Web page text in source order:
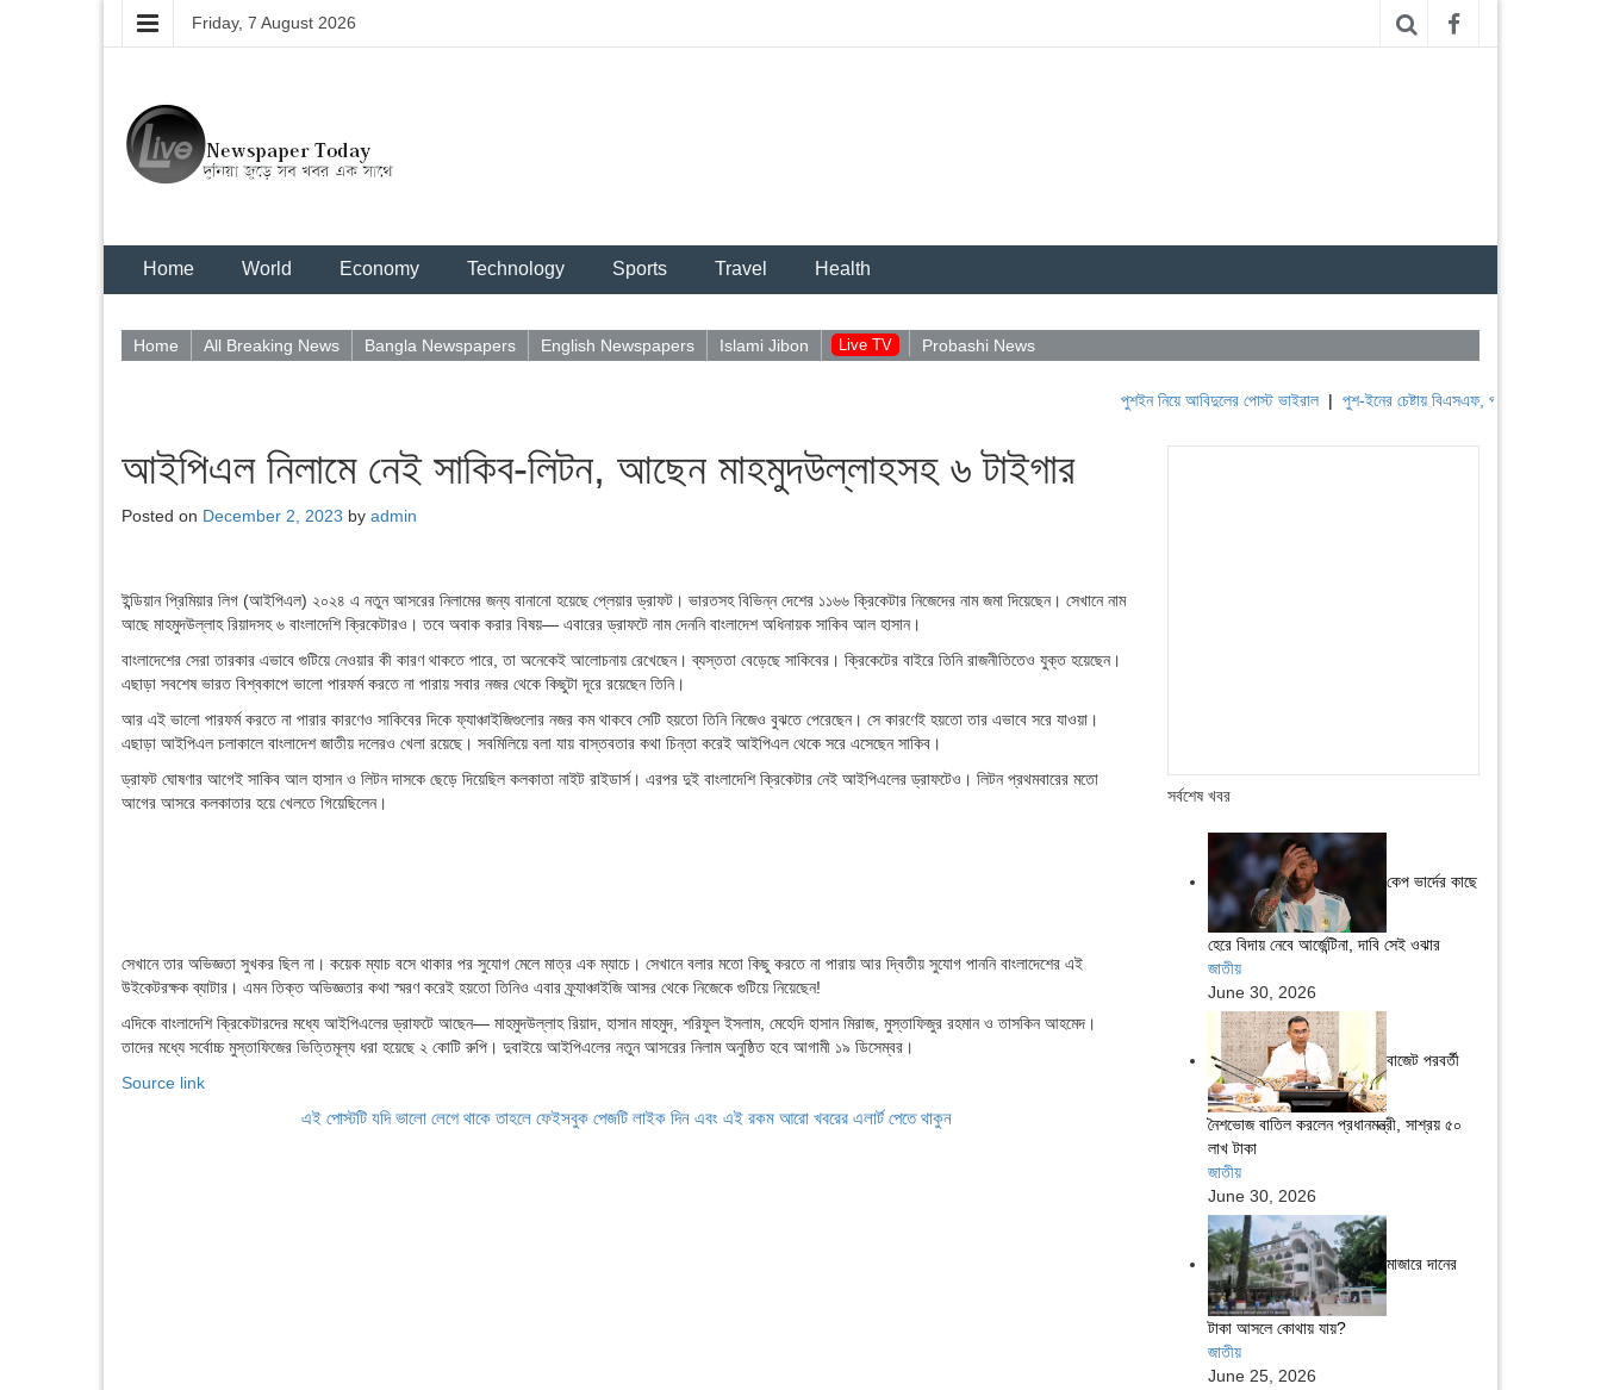
Friday, 7 August 2026
Home World Economy Technology Sports Travel Health
Home All Breaking News Bangla Newspapers English Newspapers Islami Jibon Live TV Probashi News
পুশইন নিয়ে আবিদুলের পোস্ট ভাইরাল|পুশ-ইনের চেষ্টায় বিএসএফ, পণ্ড করছে বিজিবি
আইপিএল নিলামে নেই সাকিব-লিটন, আছেন মাহমুদউল্লাহসহ ৬ টাইগার
Posted on December 2, 2023 by admin
ইন্ডিয়ান প্রিমিয়ার লিগ (আইপিএল) ২০২৪ এ নতুন আসরের নিলামের জন্য বানানো হয়েছে প্লেয়ার ড্রাফট। ভারতসহ বিভিন্ন দেশের ১১৬৬ ক্রিকেটার নিজেদের নাম জমা দিয়েছেন। সেখানে নাম
আছে মাহমুদউল্লাহ রিয়াদসহ ৬ বাংলাদেশি ক্রিকেটারও। তবে অবাক করার বিষয়— এবারের ড্রাফটে নাম দেননি বাংলাদেশ অধিনায়ক সাকিব আল হাসান।
বাংলাদেশের সেরা তারকার এভাবে গুটিয়ে নেওয়ার কী কারণ থাকতে পারে, তা অনেকেই আলোচনায় রেখেছেন। ব্যস্ততা বেড়েছে সাকিবের। ক্রিকেটের বাইরে তিনি রাজনীতিতেও যুক্ত হয়েছেন।
এছাড়া সবশেষ ভারত বিশ্বকাপে ভালো পারফর্ম করতে না পারায় সবার নজর থেকে কিছুটা দূরে রয়েছেন তিনি।
আর এই ভালো পারফর্ম করতে না পারার কারণেও সাকিবের দিকে ফ্যাঞ্চাইজিগুলোর নজর কম থাকবে সেটি হয়তো তিনি নিজেও বুঝতে পেরেছেন। সে কারণেই হয়তো তার এভাবে সরে যাওয়া।
এছাড়া আইপিএল চলাকালে বাংলাদেশ জাতীয় দলেরও খেলা রয়েছে। সবমিলিয়ে বলা যায় বাস্তবতার কথা চিন্তা করেই আইপিএল থেকে সরে এসেছেন সাকিব।
ড্রাফট ঘোষণার আগেই সাকিব আল হাসান ও লিটন দাসকে ছেড়ে দিয়েছিল কলকাতা নাইট রাইডার্স। এরপর দুই বাংলাদেশি ক্রিকেটার নেই আইপিএলের ড্রাফটেও। লিটন প্রথমবারের মতো
আগের আসরে কলকাতার হয়ে খেলতে গিয়েছিলেন।
সেখানে তার অভিজ্ঞতা সুখকর ছিল না। কয়েক ম্যাচ বসে থাকার পর সুযোগ মেলে মাত্র এক ম্যাচে। সেখানে বলার মতো কিছু করতে না পারায় আর দ্বিতীয় সুযোগ পাননি বাংলাদেশের এই
উইকেটরক্ষক ব্যাটার। এমন তিক্ত অভিজ্ঞতার কথা স্মরণ করেই হয়তো তিনিও এবার ফ্র্যাঞ্চাইজি আসর থেকে নিজেকে গুটিয়ে নিয়েছেন!
এদিকে বাংলাদেশি ক্রিকেটারদের মধ্যে আইপিএলের ড্রাফটে আছেন— মাহমুদউল্লাহ রিয়াদ, হাসান মাহমুদ, শরিফুল ইসলাম, মেহেদি হাসান মিরাজ, মুস্তাফিজুর রহমান ও তাসকিন আহমেদ।
তাদের মধ্যে সর্বোচ্চ মুস্তাফিজের ভিত্তিমূল্য ধরা হয়েছে ২ কোটি রুপি। দুবাইয়ে আইপিএলের নতুন আসরের নিলাম অনুষ্ঠিত হবে আগামী ১৯ ডিসেম্বর।
Source link
এই পোস্টটি যদি ভালো লেগে থাকে তাহলে ফেইসবুক পেজটি লাইক দিন এবং এই রকম আরো খবরের এলার্ট পেতে থাকুন
সর্বশেষ খবর
কেপ ভার্দের কাছে
হেরে বিদায় নেবে আর্জেন্টিনা, দাবি সেই ওঝার
জাতীয়
June 30, 2026
বাজেট পরবর্তী
নৈশভোজ বাতিল করলেন প্রধানমন্ত্রী, সাশ্রয় ৫০
লাখ টাকা
জাতীয়
June 30, 2026
মাজারে দানের
টাকা আসলে কোথায় যায়?
জাতীয়
June 25, 2026